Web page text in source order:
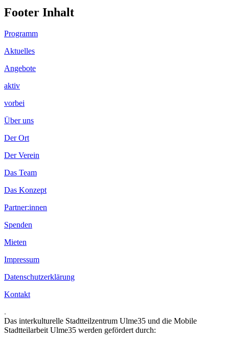
Footer Inhalt
Programm
Aktuelles
Angebote
aktiv
vorbei
Über uns
Der Ort
Der Verein
Das Team
Das Konzept
Partner:innen
Spenden
Mieten
Impressum
Datenschutzerklärung
Kontakt
.
Das interkulturelle Stadtteilzentrum Ulme35 und die Mobile
Stadtteilarbeit Ulme35 werden gefördert durch: